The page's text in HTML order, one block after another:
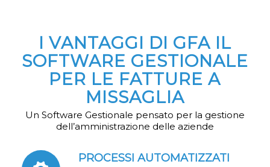
I VANTAGGI DI GFA IL
SOFTWARE GESTIONALE
PER LE FATTURE A
MISSAGLIA
Un Software Gestionale pensato per la gestione
dell’amministrazione delle aziende
PROCESSI AUTOMATIZZATI